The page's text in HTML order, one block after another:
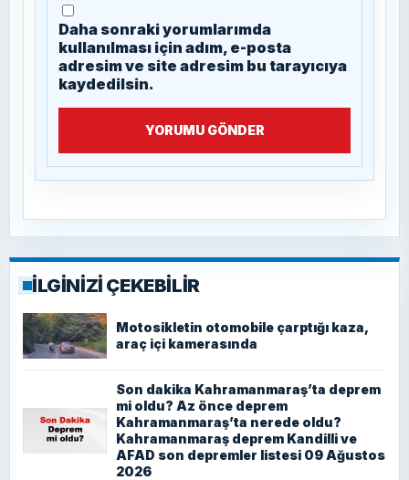
Daha sonraki yorumlarımda
kullanılması için adım, e-posta
adresim ve site adresim bu tarayıcıya
kaydedilsin.
YORUMU GÖNDER
İLGİNİZİ ÇEKEBİLİR
Motosikletin otomobile çarptığı kaza,
araç içi kamerasında
Son dakika Kahramanmaraş’ta deprem
mi oldu? Az önce deprem
Kahramanmaraş’ta nerede oldu?
Kahramanmaraş deprem Kandilli ve
AFAD son depremler listesi 09 Ağustos
2026